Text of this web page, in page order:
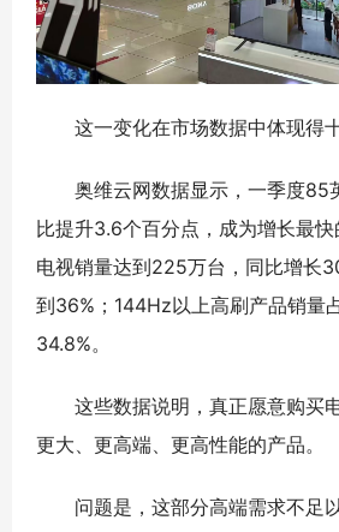
这一变化在市场数据中体现得
奥维云网数据显示，一季度85
比提升3.6个百分点，成为增长最
电视销量达到225万台，同比增长
到36%；144Hz以上高刷产品销量
34.8%。
这些数据说明，真正愿意购买
更大、更高端、更高性能的产品。
问题是，这部分高端需求不足